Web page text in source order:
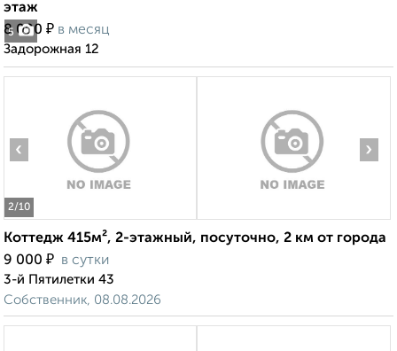
5
этаж
8 000 ₽ в месяц
Задорожная 12
2/10
‹ ›
Коттедж 415м², 2-этажный, посуточно, 2 км от города
9 000 ₽ в сутки
3-й Пятилетки 43
Собственник, 08.08.2026